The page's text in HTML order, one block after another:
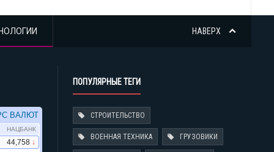
НАВЕРХ
ПОПУЛЯРНЫЕ ТЕГИ
СТРОИТЕЛЬСТВО
ВОЕННАЯ ТЕХНИКА ГРУЗОВИКИ